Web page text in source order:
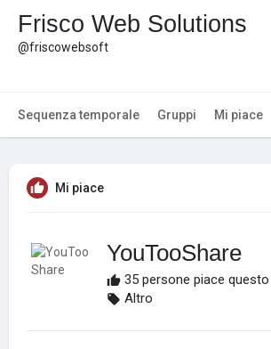
Frisco Web Solutions
@friscowebsoft
Sequenza temporale Gruppi Mi piace
Mi piace
YouTooShare
35 persone piace questo
Altro